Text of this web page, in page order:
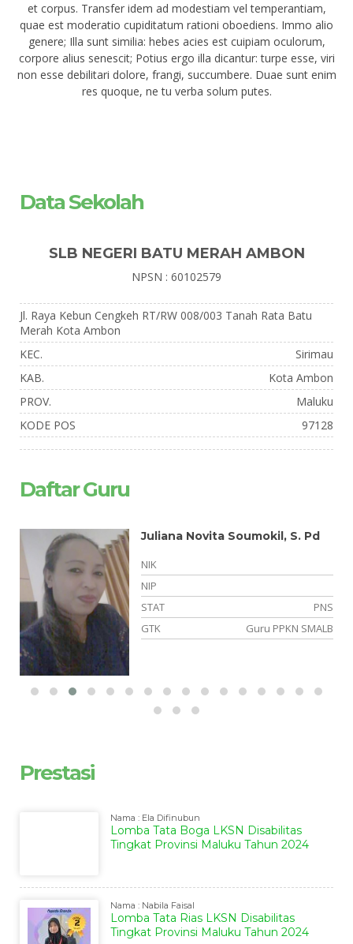
et corpus. Transfer idem ad modestiam vel temperantiam,
quae est moderatio cupiditatum rationi oboediens. Immo alio
genere; Illa sunt similia: hebes acies est cuipiam oculorum,
corpore alius senescit; Potius ergo illa dicantur: turpe esse, viri
non esse debilitari dolore, frangi, succumbere. Duae sunt enim
res quoque, ne tu verba solum putes.
Data Sekolah
SLB NEGERI BATU MERAH AMBON
NPSN : 60102579
Jl. Raya Kebun Cengkeh RT/RW 008/003 Tanah Rata Batu
Merah Kota Ambon
KEC.
Sirimau
KAB.
Kota Ambon
PROV.
Maluku
KODE POS
97128
Daftar Guru
Juliana Novita Soumokil, S. Pd
NIK
NIP
STAT
PNS
GTK
Guru PPKN SMALB
Prestasi
Nama : Ela Difinubun
Lomba Tata Boga LKSN Disabilitas
Tingkat Provinsi Maluku Tahun 2024
Nama : Nabila Faisal
Lomba Tata Rias LKSN Disabilitas
Tingkat Provinsi Maluku Tahun 2024